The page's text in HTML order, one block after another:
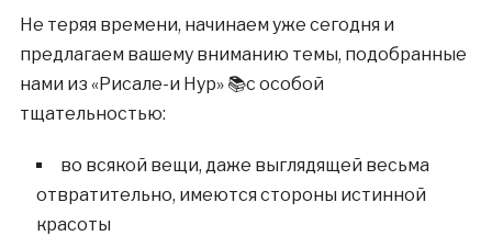
Не теряя времени, начинаем уже сегодня и
предлагаем вашему вниманию темы, подобранные
нами из «Рисале-и Нур» 📚с особой
тщательностью:
во всякой вещи, даже выглядящей весьма
отвратительно, имеются стороны истинной
красоты